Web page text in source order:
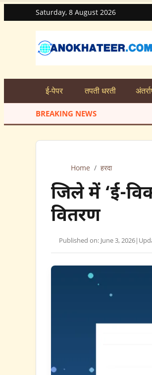
Saturday, 8 August 2026
ई-पेपर तपती धरती
BREAKING NEWS
Home / हरदा
जिले में ‘ई-
वितरण
Published on: June 3, 2026|